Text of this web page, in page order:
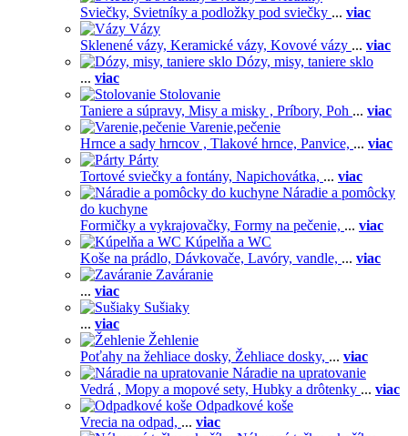
Sviečky, Svietníky a podložky pod sviečky ... viac
Vázy
Sklenené vázy, Keramické vázy, Kovové vázy ... viac
Dózy, misy, taniere sklo
... viac
Stolovanie
Taniere a súpravy, Misy a misky , Príbory, Poh ... viac
Varenie,pečenie
Hrnce a sady hrncov , Tlakové hrnce, Panvice, ... viac
Párty
Tortové sviečky a fontány, Napichovátka, ... viac
Náradie a pomôcky
do kuchyne
Formičky a vykrajovačky, Formy na pečenie, ... viac
Kúpelňa a WC
Koše na prádlo, Dávkovače, Lavóry, vandle, ... viac
Zaváranie
... viac
Sušiaky
... viac
Žehlenie
Poťahy na žehliace dosky, Žehliace dosky, ... viac
Náradie na upratovanie
Vedrá , Mopy a mopové sety, Hubky a drôtenky ... viac
Odpadkové koše
Vrecia na odpad, ... viac